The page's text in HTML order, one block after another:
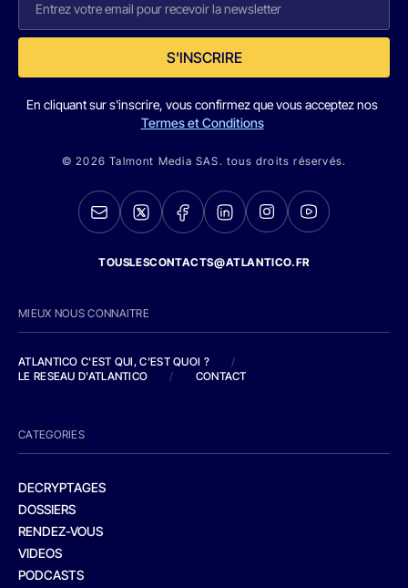
S'INSCRIRE
En cliquant sur s'inscrire, vous confirmez que vous acceptez nos
Termes et Conditions
© 2026 Talmont Media SAS. tous droits réservés.
TOUSLESCONTACTS@ATLANTICO.FR
MIEUX NOUS CONNAITRE
ATLANTICO C'EST QUI, C'EST QUOI ?
/
LE RESEAU D'ATLANTICO
/ CONTACT
CATEGORIES
DECRYPTAGES
DOSSIERS
RENDEZ-VOUS
VIDEOS
PODCASTS